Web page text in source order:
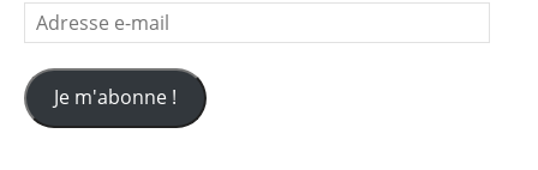
Adresse
e-
mail
Je m'abonne !